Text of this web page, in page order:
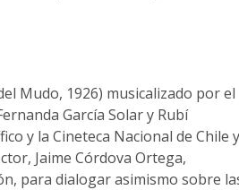
Mudo, 1926) musicalizado por el
García Solar y Rubí
y la Cineteca Nacional de Chile y
Jaime Córdova Ortega,
para dialogar asimismo sobre